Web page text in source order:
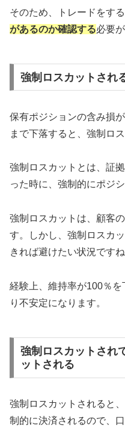
そのため、トレードをする
があるのか確認する必要
強制ロスカットされ
保有ポジションの含み損
まで下落すると、強制ロ
強制ロスカットとは、証
った時に、強制的にポジ
強制ロスカットは、顧客
す。しかし、強制ロスカ
きれば避けたい状況ですね
経験上、維持率が100％
り不安定になります。
強制ロスカットされ
ットされる
強制ロスカットされると
制的に決済されるので、